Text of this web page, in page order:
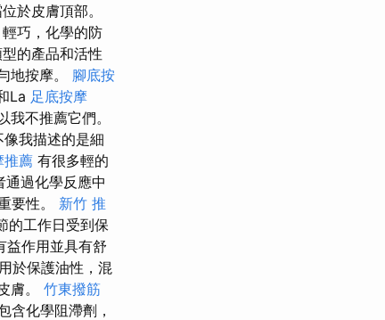
於皮膚頂部。
巧，化學的防
的產品和活性
地按摩。 腳底按
La 足底按摩
我不推薦它們。
我描述的是細
推薦 有很多輕的
通過化學反應中
要性。 新竹 推
的工作日受到保
益作用並具有舒
於保護油性，混
膚。 竹東撥筋
含化學阻滯劑，